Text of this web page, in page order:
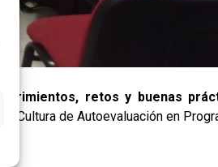
retos y buenas
Cultura de Autoevaluación en